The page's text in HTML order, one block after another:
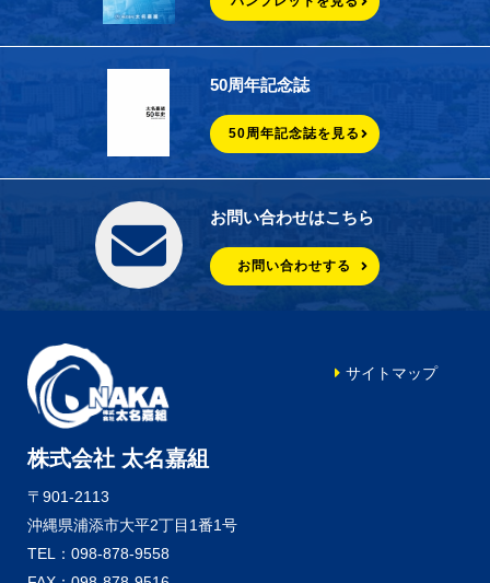
50周年記念誌
50周年記念誌を見る
お問い合わせはこちら
お問い合わせする
株式会社 太名嘉組
〒901-2113
沖縄県浦添市大平2丁目1番1号
TEL：098-878-9558
サイトマップ